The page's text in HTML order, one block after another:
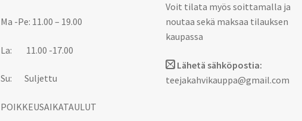
Ma -Pe: 11.00 – 19.00
La: 11.00 -17.00
Su: Suljettu
POIKKEUSAIKATAULUT
Voit tilata myös soittamalla ja
noutaa sekä maksaa tilauksen
kaupassa
Lähetä sähköpostia:
teejakahvikauppa@gmail.com